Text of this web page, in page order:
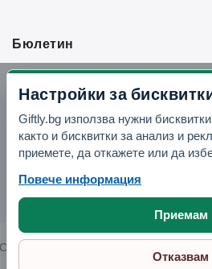
Бюлетин
Вземи -10% отстъпка в Telegram
Отвори Telegram
Copyright © 2026 GIFTLY.BG. All rights
Настройки за
Giftly.bg използва нужни
както и бисквитки за анализ и
приемете, да откажете или да
Повече информация
Приемам
Отказвам